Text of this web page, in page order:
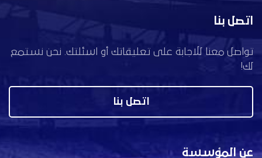
اتصل بنا
تواصل معنا للاجابة على تعليقاتك أو اسئلتك. نحن نستمع
لك!
اتصل بنا
عن المؤسسة